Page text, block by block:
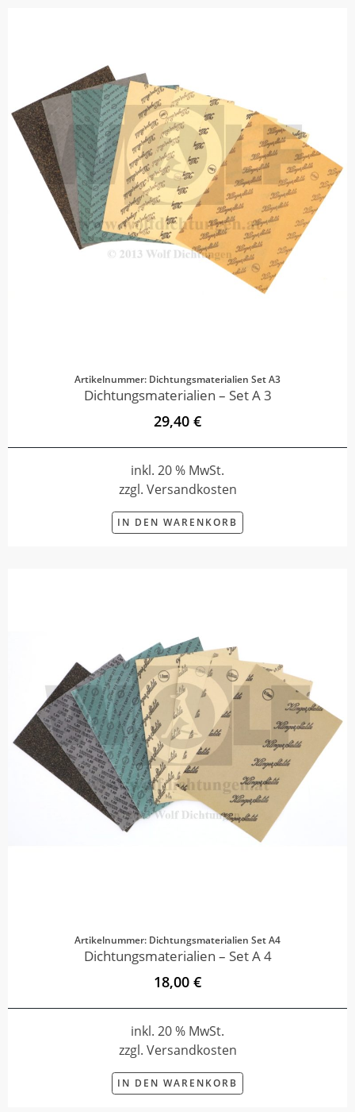
Artikelnummer: Dichtungsmaterialien Set A3
Dichtungsmaterialien – Set A 3
29,40 €
inkl. 20 % MwSt.
zzgl. Versandkosten
IN DEN WARENKORB
Artikelnummer: Dichtungsmaterialien Set A4
Dichtungsmaterialien – Set A 4
18,00 €
inkl. 20 % MwSt.
zzgl. Versandkosten
IN DEN WARENKORB